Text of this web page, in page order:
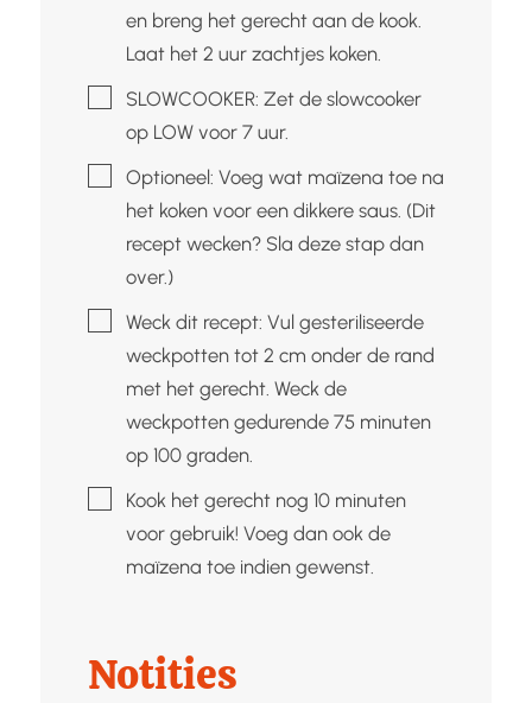
en breng het gerecht aan de kook.
Laat het 2 uur zachtjes koken.
▢SLOWCOOKER: Zet de slowcooker
op LOW voor 7 uur.
▢
Optioneel: Voeg wat maïzena toe na
het koken voor een dikkere saus. (Dit
recept wecken? Sla deze stap dan
over.)
▢Weck dit recept: Vul gesteriliseerde
weckpotten tot 2 cm onder de rand
met het gerecht. Weck de
weckpotten gedurende 75 minuten
op 100 graden.
▢Kook het gerecht nog 10 minuten
voor gebruik! Voeg dan ook de
maïzena toe indien gewenst.
Notities